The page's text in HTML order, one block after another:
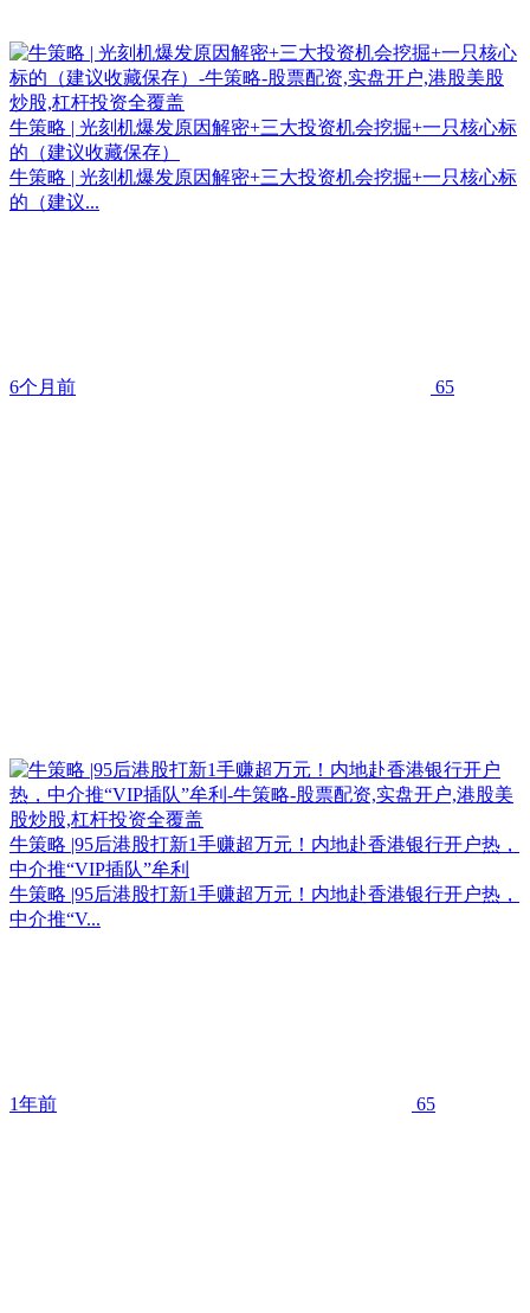
牛策略 | 光刻机爆发原因解密+三大投资机会挖掘+一只核心标
的（建议收藏保存）
牛策略 | 光刻机爆发原因解密+三大投资机会挖掘+一只核心标
的（建议...
6个月前 65
牛策略 |95后港股打新1手赚超万元！内地赴香港银行开户热，
中介推“VIP插队”牟利
牛策略 |95后港股打新1手赚超万元！内地赴香港银行开户热，
中介推“V...
1年前 65